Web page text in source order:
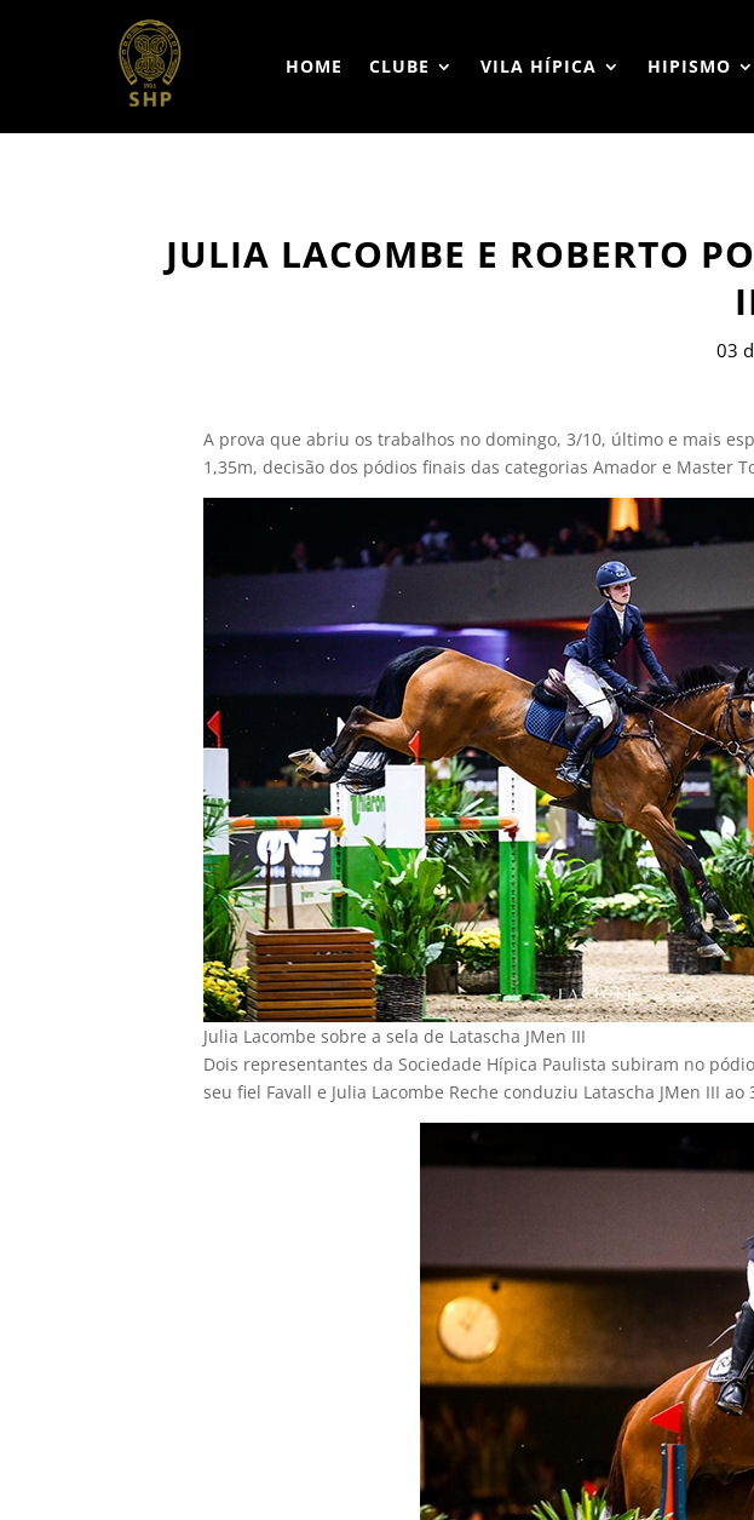
HOME CLUBE VILA HÍPICA HIPISMO
JULIA LACOMBE E ROBERTO
03
A prova que abriu os trabalhos no domingo, 3/10, último e mais
1,35m, decisão dos pódios finais das categorias Amador e Master
Julia Lacombe sobre a sela de Latascha JMen III
Dois representantes da Sociedade Hípica Paulista subiram no
seu fiel Favall e Julia Lacombe Reche conduziu Latascha JMen III ao